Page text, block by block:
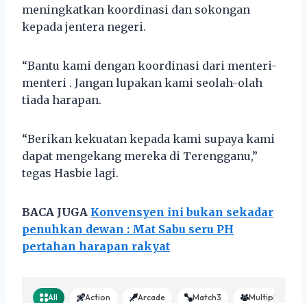
meningkatkan koordinasi dan sokongan
kepada jentera negeri.
“Bantu kami dengan koordinasi dari menteri-
menteri . Jangan lupakan kami seolah-olah
tiada harapan.
“Berikan kekuatan kepada kami supaya kami
dapat mengekang mereka di Terengganu,”
tegas Hasbie lagi.
BACA JUGA Konvensyen ini bukan sekadar
penuhkan dewan : Mat Sabu seru PH
pertahan harapan rakyat